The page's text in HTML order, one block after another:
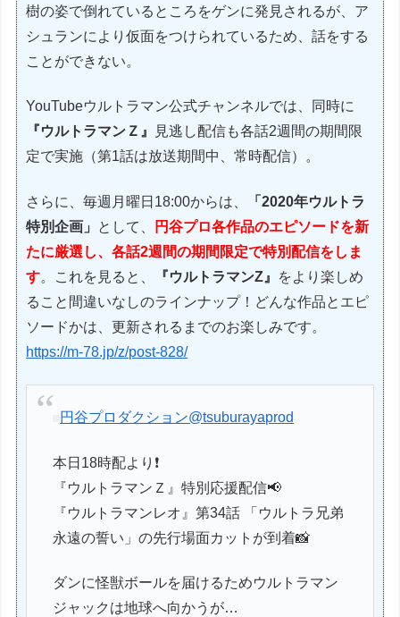
樹の姿で倒れているところをゲンに発見されるが、ア
シュランにより仮面をつけられているため、話をする
ことができない。
YouTubeウルトラマン公式チャンネルでは、同時に
『ウルトラマンＺ』
見逃し配信も各話2週間の期間限
定で実施（第1話は放送期間中、常時配信）。
さらに、毎週月曜日18:00からは、
「2020年ウルトラ
特別企画」
として、
円谷プロ各作品のエピソードを新
たに厳選し、各話2週間の期間限定で特別配信をしま
す。これを見ると、 『ウルトラマンZ』
をより楽しめ
ること間違いなしのラインナップ！どんな作品とエピ
ソードかは、更新されるまでのお楽しみです。
https://m-78.jp/z/post-828/
円谷プロダクション@tsuburayaprod
本日18時配より❗
『ウルトラマンＺ』特別応援配信📢
『ウルトラマンレオ』第34話 「ウルトラ兄弟
永遠の誓い」の先行場面カットが到着📸
ダンに怪獣ボールを届けるためウルトラマン
ジャックは地球へ向かうが…